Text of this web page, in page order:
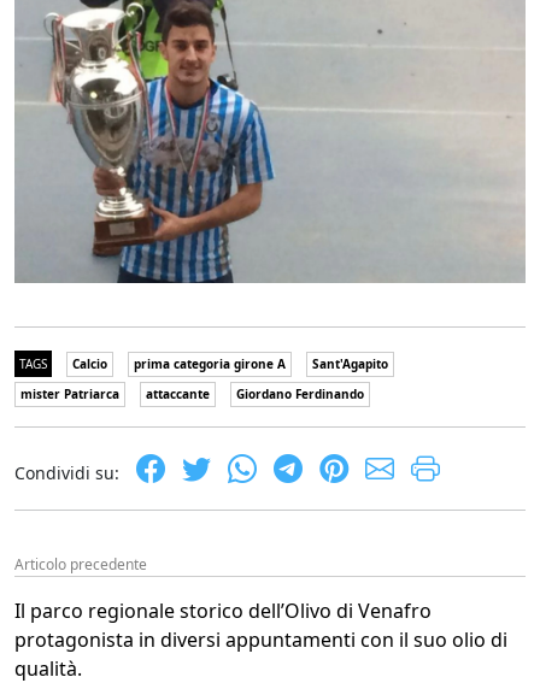
TAGS Calcio prima categoria girone A
Sant'Agapito
mister Patriarca
attaccante Giordano Ferdinando
Condividi su:
Articolo precedente
Il parco regionale storico dell’Olivo di Venafro
protagonista in diversi appuntamenti con il suo olio di
qualità.